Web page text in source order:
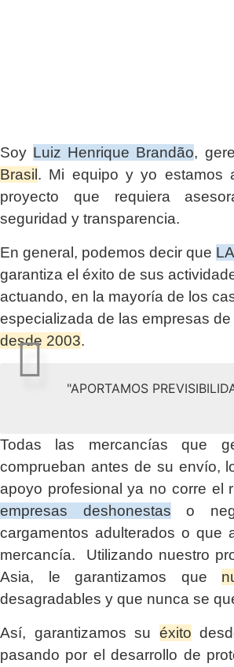
Soy Luiz Henrique Brandão,
Brasil . Mi equipo y yo estamos
proyecto que requiera
seguridad y transparencia.
En general, podemos decir que
garantiza el éxito de sus
actuando, en la mayoría de los
especializada de las empresas
desde 2003.
"APORTAMOS
Todas las mercancías que
comprueban antes de su envío,
apoyo profesional ya no corre el
empresas deshonestas o
cargamentos adulterados o que
mercancía. Utilizando nuestro
Asia, le garantizamos que
desagradables y que nunca se
Así, garantizamos su éxito
pasando por el desarrollo de